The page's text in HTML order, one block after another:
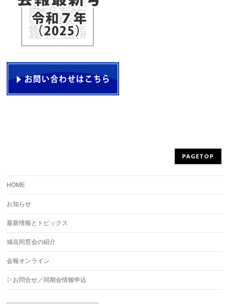
PAGETOP
HOME
お知らせ
最新情報とトピックス
城岳同窓会の紹介
会報オンライン
▷お問合せ／同期会情報申込